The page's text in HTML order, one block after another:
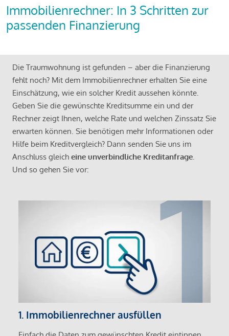
Immobilienrechner: In 3 Schritten zur
passenden Finanzierung
Die Traumwohnung ist gefunden – aber die Finanzierung
fehlt noch? Mit dem Immobilienrechner erhalten Sie eine
Einschätzung, wie ein solcher Kredit aussehen könnte.
Geben Sie die gewünschte Kreditsumme ein und der
Rechner zeigt Ihnen, welche Rate und welchen Zinssatz Sie
erwarten können. Sie benötigen mehr Informationen oder
Hilfe beim Kreditvergleich? Dann senden Sie uns im
Anschluss gleich eine unverbindliche Kreditanfrage.
Und so gehen Sie vor:
1. Immobilienrechner ausfüllen